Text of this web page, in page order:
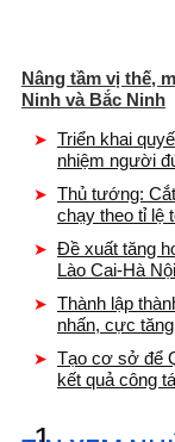
Nâng tầm vị thế,
Ninh và Bắc Ninh
Triển khai
nhiệm người
Thủ tướng:
chạy theo tỉ lệ
Đề xuất tăng
Lào Cai-Hà
Thành lập
nhấn, cực
Tạo cơ sở để
kết quả công